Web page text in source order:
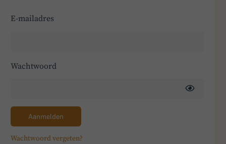
E-mailadres
Wachtwoord
Aanmelden
Wachtwoord vergeten?